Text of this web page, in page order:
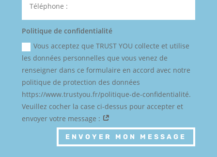
Politique de confidentialité
Vous acceptez que TRUST YOU collecte et utilise
les données personnelles que vous venez de
renseigner dans ce formulaire en accord avec notre
politique de protection des données
https://www.trustyou.fr/politique-de-confidentialité.
Veuillez cocher la case ci-dessus pour accepter et
envoyer votre message :
ENVOYER MON MESSAGE